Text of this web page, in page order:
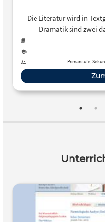
Die Literatur wird in
Dramatik sind zwei
Schüler*innen wollen
versteht und was zum
sie zum Tretbootfahren
Fortsetzung
Primarstufe,